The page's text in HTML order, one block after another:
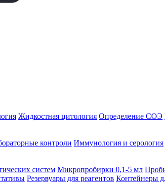
Жидкостная цитология Определение СОЭ
контроли Иммунология и серология
систем Микропробирки 0,1-5 мл
Резервуары для реагентов Контейнеры